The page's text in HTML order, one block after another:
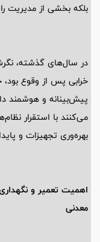
بلکه بخشی از مدیریت
در سال‌های گذشته،
خرابی پس از وقوع بود،
پیش‌بینانه و هوشمند
می‌کنند با استقرار
بهره‌وری تجهیزات و
اهمیت تعمیر و
معدنی